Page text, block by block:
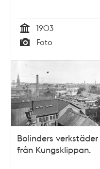
Tid
1903
Typ
Foto
Bolinders verkstäder
från Kungsklippan.